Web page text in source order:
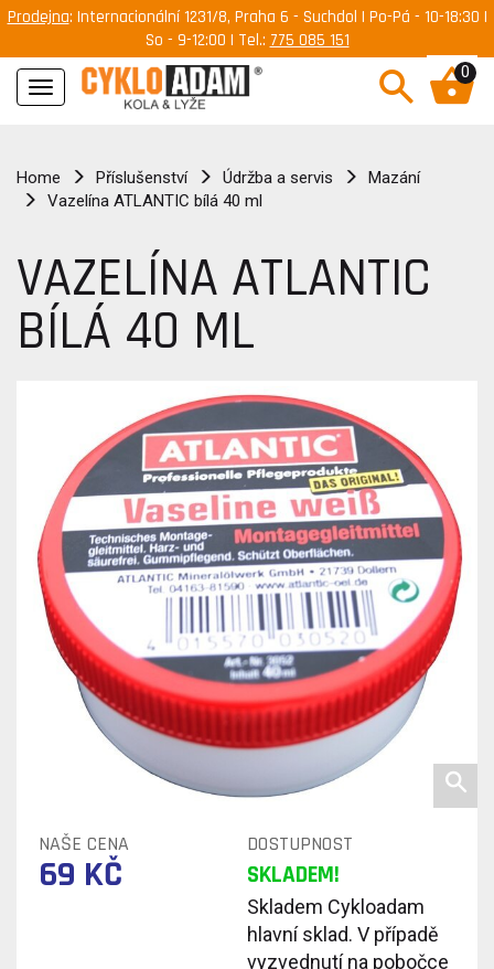
Prodejna: Internacionální 1231/8, Praha 6 - Suchdol | Po-Pá - 10-18:30 |
So - 9-12:00 | Tel.: 775 085 151
Navigace
0
Home Příslušenství Údržba a servis
Mazání
Vazelína ATLANTIC bílá 40 ml
VAZELÍNA ATLANTIC
BÍLÁ 40 ML
NAŠE CENA DOSTUPNOST
69 KČ SKLADEM!
Skladem Cykloadam
hlavní sklad. V případě
vyzvednutí na pobočce